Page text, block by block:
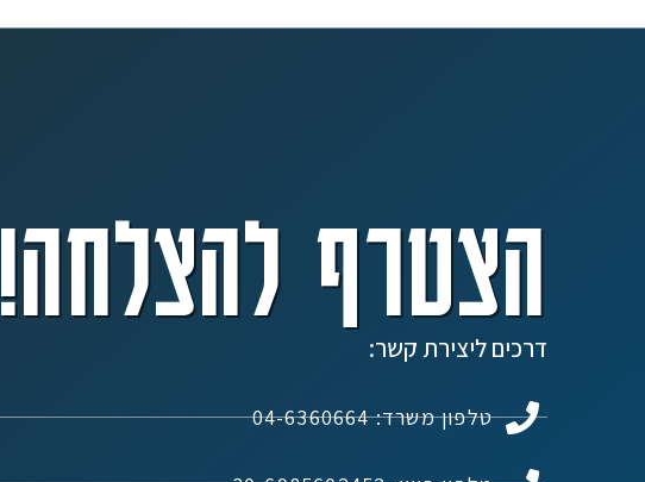
הצטרף להצלחה!
דרכים ליצירת קשר:
טלפון משרד: 04-6360664